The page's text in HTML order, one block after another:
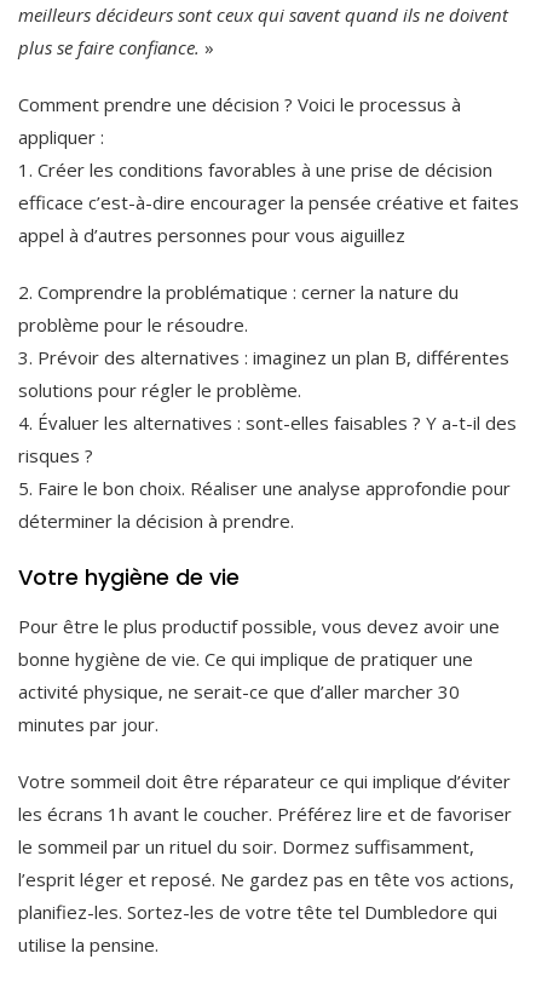
meilleurs décideurs sont ceux qui savent quand ils ne doivent
plus se faire confiance. »
Comment prendre une décision ? Voici le processus à
appliquer :
1. Créer les conditions favorables à une prise de décision
efficace c’est-à-dire encourager la pensée créative et faites
appel à d’autres personnes pour vous aiguillez
2. Comprendre la problématique : cerner la nature du
problème pour le résoudre.
3. Prévoir des alternatives : imaginez un plan B, différentes
solutions pour régler le problème.
4. Évaluer les alternatives : sont-elles faisables ? Y a-t-il des
risques ?
5. Faire le bon choix. Réaliser une analyse approfondie pour
déterminer la décision à prendre.
Votre hygiène de vie
Pour être le plus productif possible, vous devez avoir une
bonne hygiène de vie. Ce qui implique de pratiquer une
activité physique, ne serait-ce que d’aller marcher 30
minutes par jour.
Votre sommeil doit être réparateur ce qui implique d’éviter
les écrans 1h avant le coucher. Préférez lire et de favoriser
le sommeil par un rituel du soir. Dormez suffisamment,
l’esprit léger et reposé. Ne gardez pas en tête vos actions,
planifiez-les. Sortez-les de votre tête tel Dumbledore qui
utilise la pensine.